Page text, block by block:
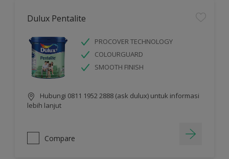
Dulux Pentalite
PROCOVER TECHNOLOGY
COLOURGUARD
SMOOTH FINISH
Hubungi 0811 1952 2888 (ask dulux) untuk informasi
lebih lanjut
Compare